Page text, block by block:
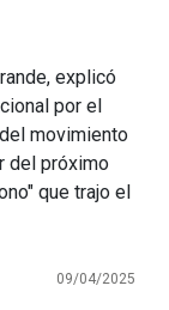
explicó
por el
movimiento
del próximo
que trajo el
09/04/2025